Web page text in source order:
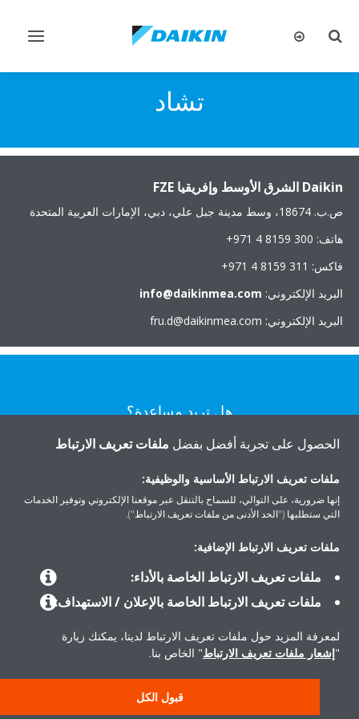
تبديل
تبديل
تشاد
Daikin الشرق الأوسط وإفريقيا FZE
ص.ب. 18674، وسط مدينة جبل علي، دبي، الإمارات العربية المتحدة
هاتف: ‎+971 4 8159 300
فاكس: ‎+971 4 8159 311
البريد الإلكتروني: info@daikinmea.com
البريد الإلكتروني: fru.d@daikinmea.com
هل تريد مساعدة؟
المنتجات
حول دايكن
الحصول على تجربة أفضل بفضل ملفات تعريف الارتباط
ملفات تعريف الارتباط الأساسية والوظيفية:
إنها ضرورية، على التوالي، للسماح بالتنقل عبر موقعنا الإلكتروني وتوفير الخدمات
التي ستطلبها ("الحد الأدنى من ملفات تعريف الارتباط").
ملفات تعريف الارتباط الإضافية:
ملفات تعريف الارتباط الخاصة بالأداء:
ملفات تعريف الارتباط الخاصة بالإعلان / الاستهداف:
لمعرفة المزيد حول ملفات تعريف الارتباط لدينا، يمكنك زيارة
"إشعار ملفات تعريف الارتباط" الخاص بنا.
قبول الكل